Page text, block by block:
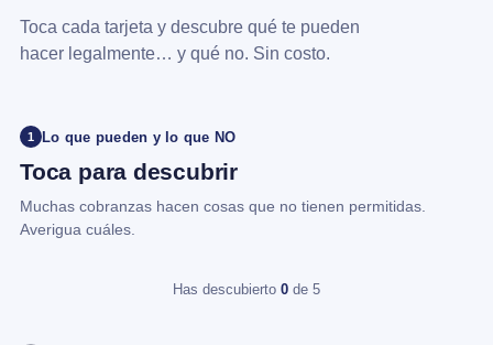
Toca cada tarjeta y descubre qué te pueden
hacer legalmente… y qué no. Sin costo.
1 Lo que pueden y lo que NO
Toca para descubrir
Muchas cobranzas hacen cosas que no tienen permitidas.
Averigua cuáles.
Has descubierto 0 de 5